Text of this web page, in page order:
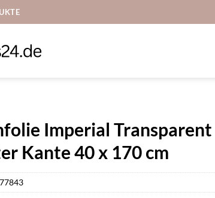
Imperial
Kante 40 x 170 cm